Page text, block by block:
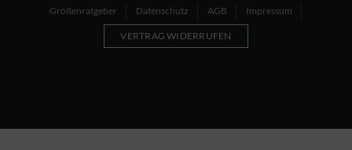
Größenratgeber
Datenschutz AGB Impressum
VERTRAG WIDERRUFEN